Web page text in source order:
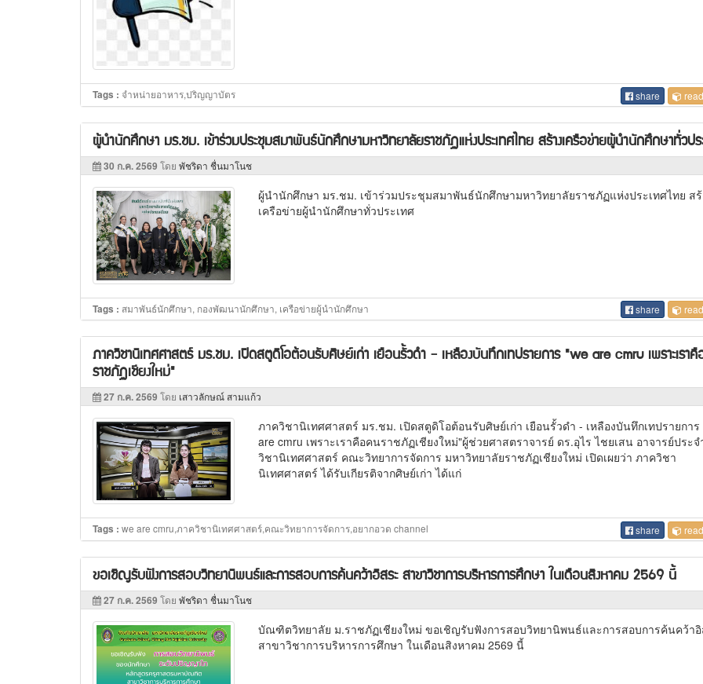
Tags : จำหน่ายอาหาร,ปริญญาบัตร share
ผู้นำนักศึกษา มร.ชม. เข้าร่วมประชุมสมาพันธ์นักศึกษามหาวิทยาลัยราชภัฏแห่งประเทศไทย สร้างเครือข่ายผู้นำนักศึกษาทั่วปร
30 ก.ค. 2569 โดย พัชริดา ชื่นมาโนช
ผู้นำนักศึกษา มร.ชม. เข้าร่วมประชุมสมาพันธ์นักศึกษามหาวิทยาลัยราชภัฏแห่งประเทศไทย ส
เครือข่ายผู้นำนักศึกษาทั่วประเทศ
Tags : สมาพันธ์นักศึกษา, กองพัฒนานักศึกษา, เครือข่ายผู้นำนักศึกษา share
ภาควิชานิเทศศาสตร์ มร.ชม. เปิดสตูดิโอต้อนรับศิษย์เก่า เยือนรั้วดำ - เหลืองบันทึกเทปรายการ "we are cmru เพราะเรา
ราชภัฏเชียงใหม่"
27 ก.ค. 2569 โดย เสาวลักษณ์ สามแก้ว
ภาควิชานิเทศศาสตร์ มร.ชม. เปิดสตูดิโอต้อนรับศิษย์เก่า เยือนรั้วดำ - เหลืองบันทึกเทปรายการ
are cmru เพราะเราคือคนราชภัฏเชียงใหม่"ผู้ช่วยศาสตราจารย์ ดร.อุไร ไชยเสน อาจารย์ประ
วิชานิเทศศาสตร์ คณะวิทยาการจัดการ มหาวิทยาลัยราชภัฏเชียงใหม่ เปิดเผยว่า ภาควิชา
นิเทศศาสตร์ ได้รับเกียรติจากศิษย์เก่า ได้แก่
Tags : we are cmru,ภาควิชานิเทศศาสตร์,คณะวิทยาการจัดการ,อยากอวด channel share
ขอเชิญรับฟังการสอบวิทยานิพนธ์และการสอบการค้นคว้าอิสระ สาขาวิชาการบริหารการศึกษา ในเดือนสิงหาคม 2569 นี้
27 ก.ค. 2569 โดย พัชริดา ชื่นมาโนช
บัณฑิตวิทยาลัย ม.ราชภัฏเชียงใหม่ ขอเชิญรับฟังการสอบวิทยานิพนธ์และการสอบการค้นคว้า
สาขาวิชาการบริหารการศึกษา ในเดือนสิงหาคม 2569 นี้